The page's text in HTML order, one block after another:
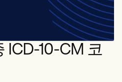
a demo
ICD-10-CM 코